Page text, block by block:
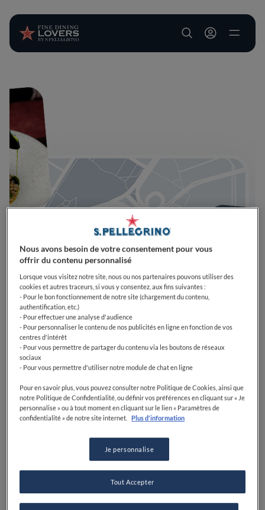
User account
Nous avons besoin de votre consentement pour vous
offrir du contenu personnalisé
Lorsque vous visitez notre site, nous ou nos partenaires pouvons utiliser des
cookies et autres traceurs, si vous y consentez, aux fins suivantes :
- Pour le bon fonctionnement de notre site (chargement du contenu,
authentification, etc.)
- Pour effectuer une analyse d'audience
- Pour personnaliser le contenu de nos publicités en ligne en fonction de vos
centres d'intérêt
- Pour vous permettre de partager du contenu via les boutons de réseaux
sociaux
- Pour vous permettre d'utiliser notre module de chat en ligne
Pour en savoir plus, vous pouvez consulter notre Politique de Cookies, ainsi que
notre Politique de Confidentialité, ou définir vos préférences en cliquant sur « Je
personnalise » ou à tout moment en cliquant sur le lien « Paramètres de
confidentialité » de notre site internet.
Plus d'information
Je personnalise
Tout Accepter